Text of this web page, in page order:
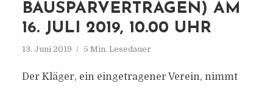
BAUSPARVERTRÄGEN) AM
16. JULI 2019, 10.00 UHR
13. Juni 2019 5 Min. Lesedauer
Der Kläger, ein eingetragener Verein, nimmt